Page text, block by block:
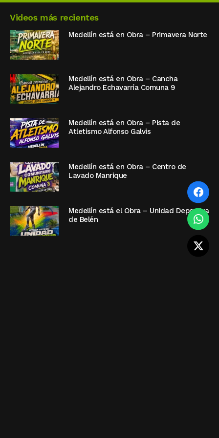
Videos más recientes
Medellín está en Obra – Primavera Norte
Medellín está en Obra – Cancha
Alejandro Echavarría Comuna 9
Medellín está en Obra – Pista de
Atletismo Alfonso Galvis
Medellín está en Obra – Centro de
Lavado Manrique
Medellín está el Obra – Unidad Deportiva
de Belén